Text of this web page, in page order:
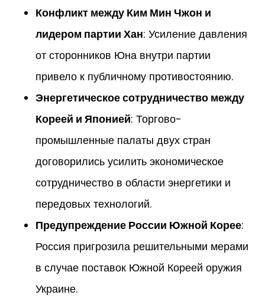
Конфликт между Ким Мин Чжон и
лидером партии Хан: Усиление давления
от сторонников Юна внутри партии
привело к публичному противостоянию.
Энергетическое сотрудничество между
Кореей и Японией: Торгово-
промышленные палаты двух стран
договорились усилить экономическое
сотрудничество в области энергетики и
передовых технологий.
Предупреждение России Южной Корее:
Россия пригрозила решительными мерами
в случае поставок Южной Кореей оружия
Украине.